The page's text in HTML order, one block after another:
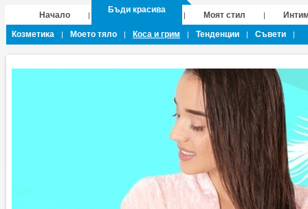
Начало |
Бъди красива
| Моят стил |
Козметика
| Моето тяло | Коса и грим | Тенденции | Съвети |